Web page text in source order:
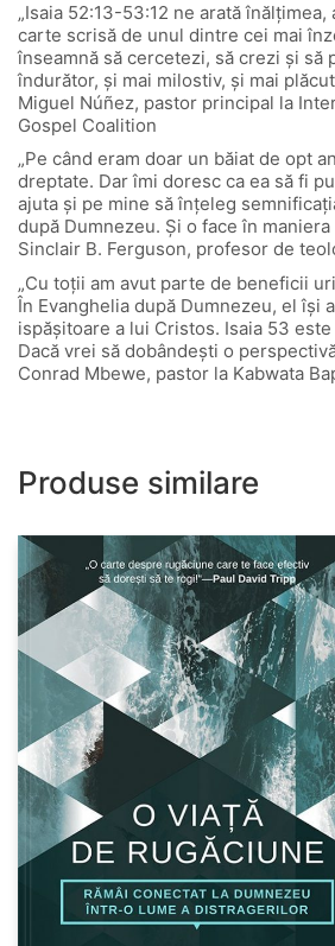
„Isaia 52:13-53:12 ne arată
carte scrisă de unul dintre cei mai
înseamnă să cercetezi, să crezi și
îndurător, și mai milostiv, și mai
Miguel Núñez, pastor principal la
Gospel Coalition
„Pe când eram doar un băiat de opt
dreptate. Dar îmi doresc ca ea să fi
ajuta și pe mine să înțeleg
după Dumnezeu. Și o face în
Sinclair B. Ferguson, profesor de
„Cu toții am avut parte de beneficii
În Evanghelia după Dumnezeu, el
ispășitoare a lui Cristos. Isaia 53
Dacă vrei să dobândești o
Conrad Mbewe, pastor la Kabwata
Produse similare